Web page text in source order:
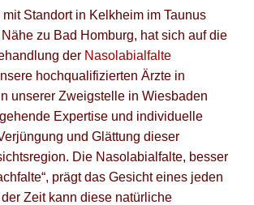
Falten
Blog
Standort in Kelkheim im Taunus
zu Bad Homburg, hat sich auf die
der Nasolabialfalte
hochqualifizierten Ärzte in
unserer Zweigstelle in Wiesbaden
Expertise und individuelle
und Glättung dieser
Die Nasolabialfalte, besser
prägt das Gesicht eines jeden
Zeit kann diese natürliche